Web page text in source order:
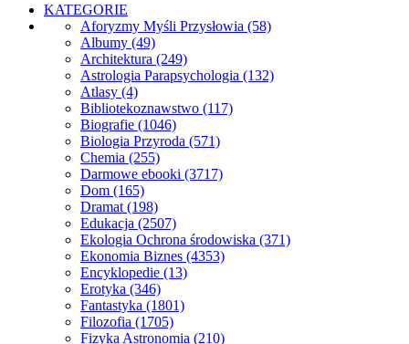
KATEGORIE
Aforyzmy Myśli Przysłowia (58)
Albumy (49)
Architektura (249)
Astrologia Parapsychologia (132)
Atlasy (4)
Bibliotekoznawstwo (117)
Biografie (1046)
Biologia Przyroda (571)
Chemia (255)
Darmowe ebooki (3717)
Dom (165)
Dramat (198)
Edukacja (2507)
Ekologia Ochrona środowiska (371)
Ekonomia Biznes (4353)
Encyklopedie (13)
Erotyka (346)
Fantastyka (1801)
Filozofia (1705)
Fizyka Astronomia (210)